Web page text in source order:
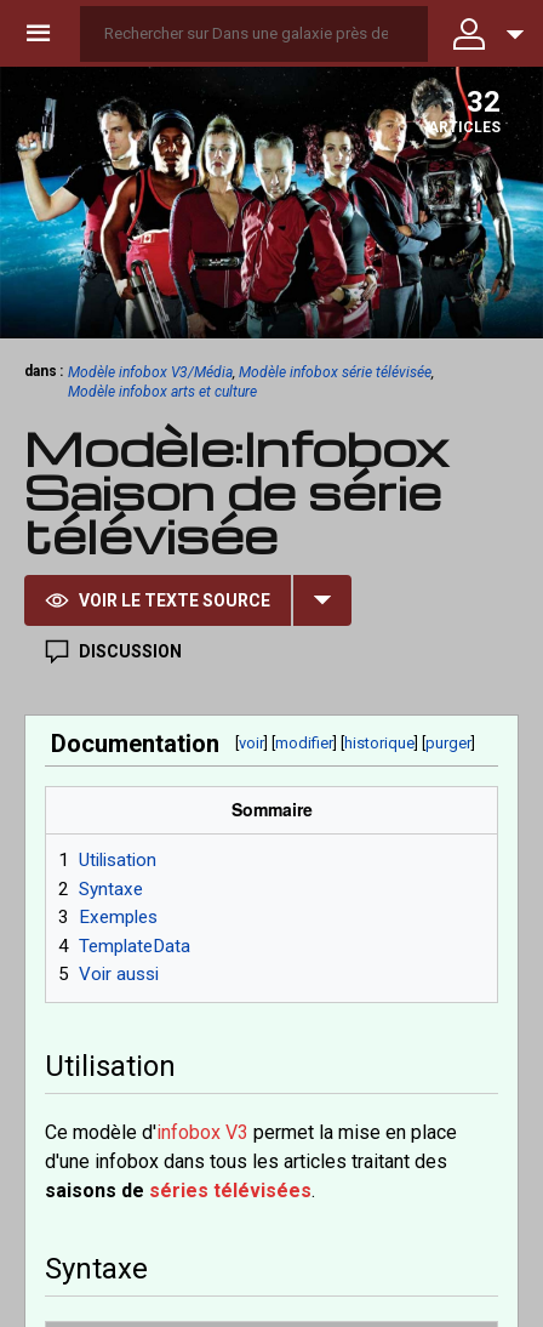
☰
32
ARTICLES
dans : Modèle infobox V3/Média, Modèle infobox série télévisée,
Modèle infobox arts et culture
Modèle:Infobox
Saison de série
télévisée
VOIR LE TEXTE SOURCE
DISCUSSION
Documentation voir] [ modifier] [ historique purger]
Sommaire
1 Utilisation
2 Syntaxe
3
Exemples
4 TemplateData
5 Voir aussi
Utilisation
Ce modèle d'infobox V3 permet la mise en place
d'une infobox dans tous les articles traitant des
saisons de séries télévisées.
Syntaxe